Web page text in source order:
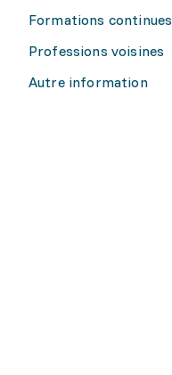
Formations continues
Professions voisines
Autre information